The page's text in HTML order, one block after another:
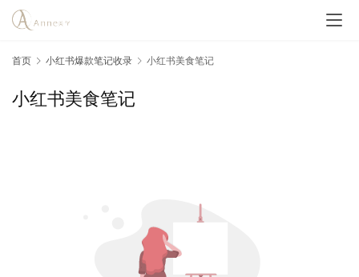
首页 小红书爆款笔记收录 小红书美食笔记
小红书美食笔记